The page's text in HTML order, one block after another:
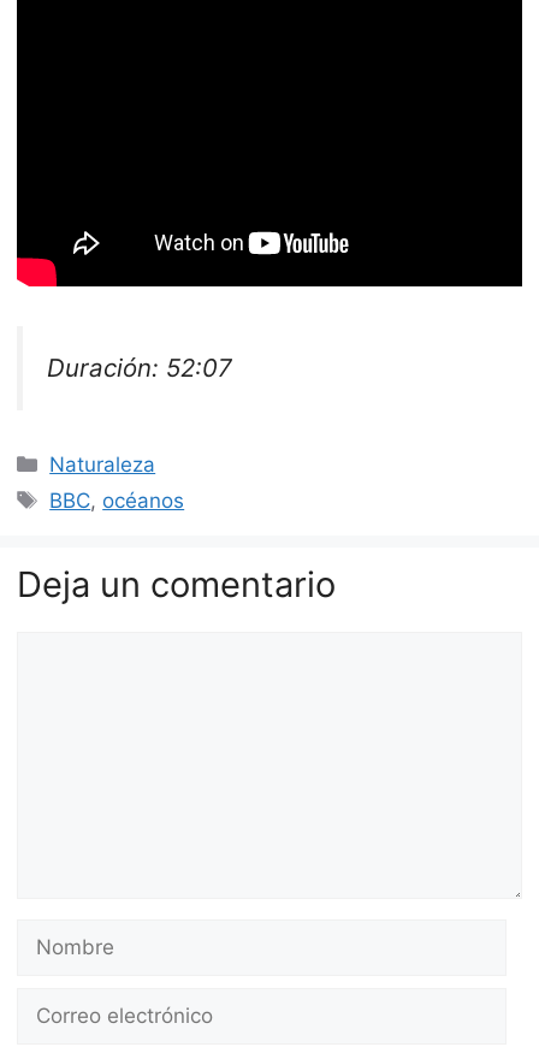
Duración: 52:07
Categorías
Naturaleza
Etiquetas
BBC, océanos
Deja un comentario
Nombre
Correo